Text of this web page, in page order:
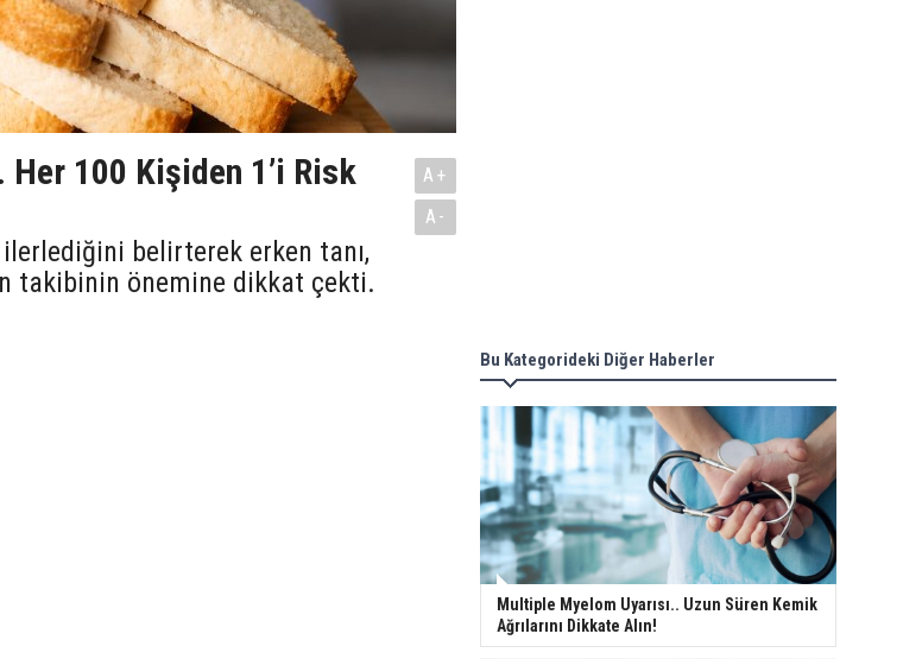
Her 100 Kişiden 1’i Risk
belirterek erken tanı,
takibinin önemine dikkat çekti.
A+
A-
Bu Kategorideki Diğer Haberler
Multiple Myelom Uyarısı.. Uzun Süren Kemik
Ağrılarını Dikkate Alın!